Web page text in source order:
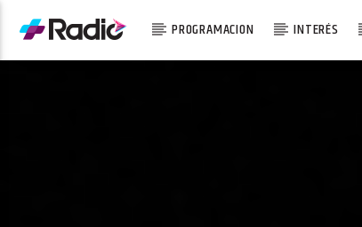
PROGRAMACION INTERÉS